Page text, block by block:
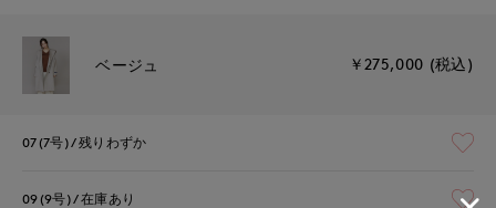
ベージュ ￥275,000 (税込)
07(7号) 残りわずか
09(9号) 在庫あり